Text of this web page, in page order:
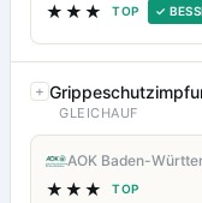
★★★ TOP ✓
GLEICHAUF
AOK Baden-
★★★ TOP